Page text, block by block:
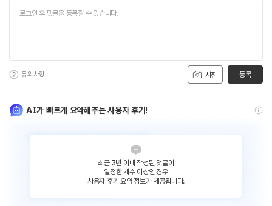
사진
유의사항 등록
AI가 빠르게 요약해주는 사용자 후기!
최근 3년 이내 작성된 댓글이
일정한 개수 이상인 경우
사용자 후기 요약 정보가 제공됩니다.